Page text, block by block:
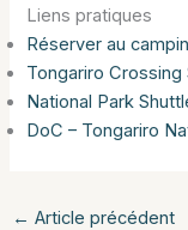
Liens pratiques
Réserver au
Tongariro Crossing
National Park
DoC – Tongariro
← Article précédent